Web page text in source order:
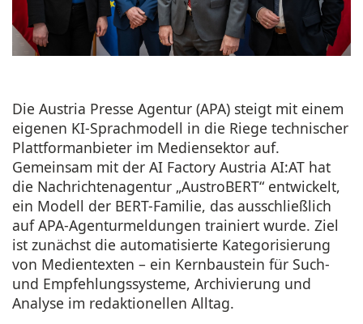
Die Austria Presse Agentur (APA) steigt mit einem
eigenen KI-Sprachmodell in die Riege technischer
Plattformanbieter im Mediensektor auf.
Gemeinsam mit der AI Factory Austria AI:AT hat
die Nachrichtenagentur „AustroBERT“ entwickelt,
ein Modell der BERT-Familie, das ausschließlich
auf APA-Agenturmeldungen trainiert wurde. Ziel
ist zunächst die automatisierte Kategorisierung
von Medientexten – ein Kernbaustein für Such-
und Empfehlungssysteme, Archivierung und
Analyse im redaktionellen Alltag.